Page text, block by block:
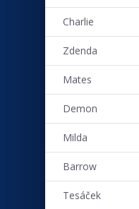
Charlie
Zdenda
Mates
Demon
Milda
Barrow
Tesáček